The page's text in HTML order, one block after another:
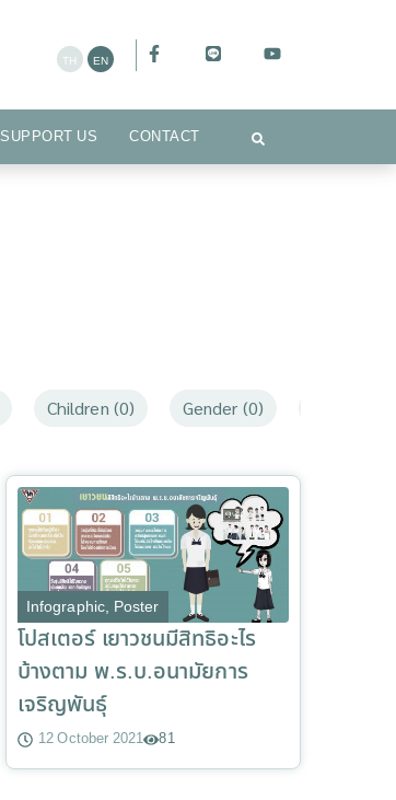
SUPPORT US CONTACT
Children (0) Gender (0)
Infographic, Poster
โปสเตอร์ เยาวชนมีสิทธิอะไร
บ้างตาม พ.ร.บ.อนามัยการ
เจริญพันธุ์
12 October 2021 81